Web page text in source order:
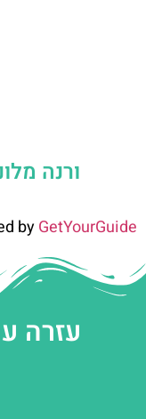
ורנה
byGetYourGuide
עזרה